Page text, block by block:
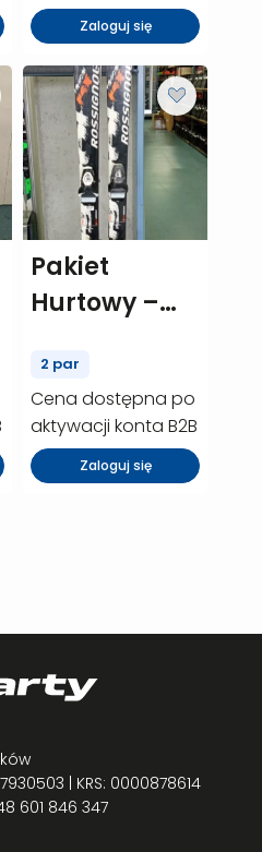
Zaloguj się
Pakiet
Hurtowy –
Radical – 2
szt. (P00048)
2 par
Cena dostępna po
aktywacji konta B2B
Zaloguj się
| KRS: 0000878614
601 846 347